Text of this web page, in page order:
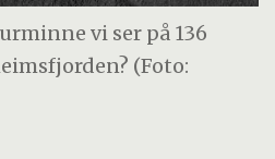
vi ser på 136
(Foto: